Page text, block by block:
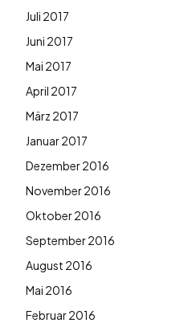
Juli 2017
Juni 2017
Mai 2017
April 2017
März 2017
Januar 2017
Dezember 2016
November 2016
Oktober 2016
September 2016
August 2016
Mai 2016
Februar 2016